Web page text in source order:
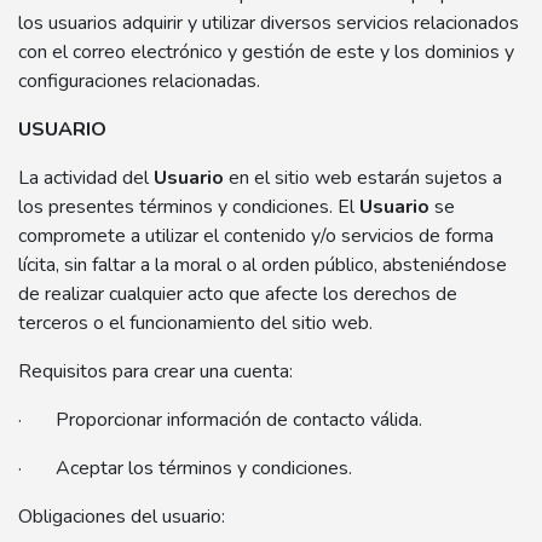
los usuarios adquirir y utilizar diversos servicios relacionados
con el correo electrónico y gestión de este y los dominios y
configuraciones relacionadas.
USUARIO
La actividad delUsuario en el sitio web estarán sujetos a
los presentes términos y condiciones. ElUsuario se
compromete a utilizar el contenido y/o servicios de forma
lícita, sin faltar a la moral o al orden público, absteniéndose
de realizar cualquier acto que afecte los derechos de
terceros o el funcionamiento del sitio web.
Requisitos para crear una cuenta:
· Proporcionar información de contacto válida.
· Aceptar los términos y condiciones.
Obligaciones del usuario: